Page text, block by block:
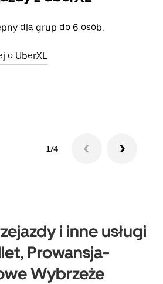
dla grup do 6 osób.
o UberXL
1/4
i inne usługi
Prowansja-
Wybrzeże